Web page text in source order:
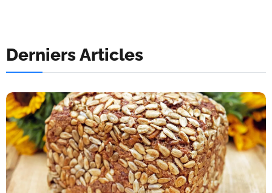
Derniers Articles